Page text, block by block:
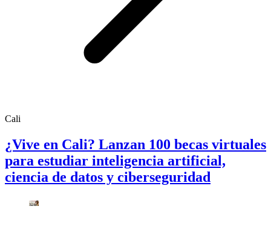
Cali
¿Vive en Cali? Lanzan 100 becas virtuales
para estudiar inteligencia artificial,
ciencia de datos y ciberseguridad